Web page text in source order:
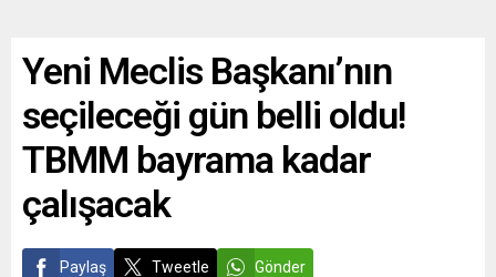
Yeni Meclis Başkanı’nın
seçileceği gün belli oldu!
TBMM bayrama kadar
çalışacak
Paylaş Tweetle Gönder